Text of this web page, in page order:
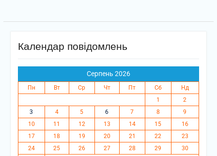
Календар повідомлень
Серпень 2026
Пн Вт Ср Чт Пт Сб
Нд
1
2
3
4 5 6 7 8
9
10
11 12 13 14 15
16
17
18 19 20 21 22
23
24
25 26 27 28 29
30